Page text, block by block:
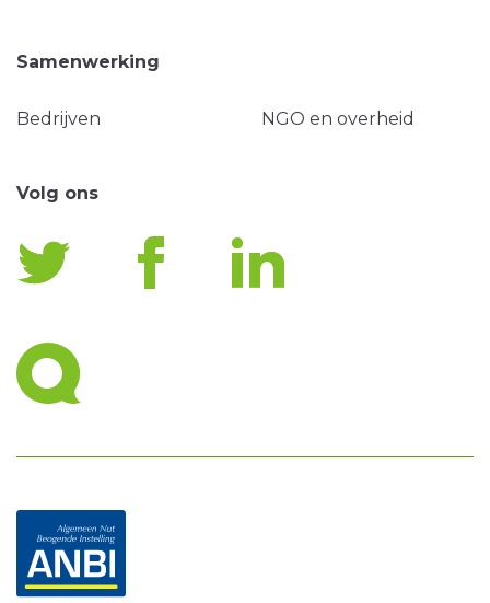
Samenwerking
Bedrijven NGO en overheid
Volg ons